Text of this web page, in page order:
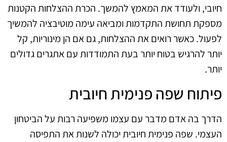
חיובי, ולעודד את המאמץ להמשך. הכרת ההצלחות הקטנות
מספקת תחושת התקדמות ומביאה עימה מוטיבציה להמשיך
לפעול. כאשר רואים את ההצלחות, גם אם הן מינוריות, קל
יותר להרגיש בטוח יותר בעת התמודדות עם אתגרים גדולים
יותר.
פיתוח שפה פנימית חיובית
הדרך בה אדם מדבר עם עצמו משפיעה רבות על הביטחון
העצמי. שפה פנימית חיובית יכולה לשנות את התפיסה